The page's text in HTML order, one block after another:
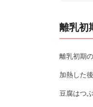
離乳初
離乳初期
加熱した
豆腐はつ